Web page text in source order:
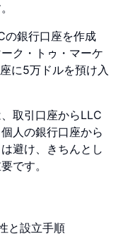
の銀行口座を作成
ク・トゥ・マーケ
に5万ドルを預け入
取引口座からLLC
人の銀行口座から
避け、きちんとし
です。